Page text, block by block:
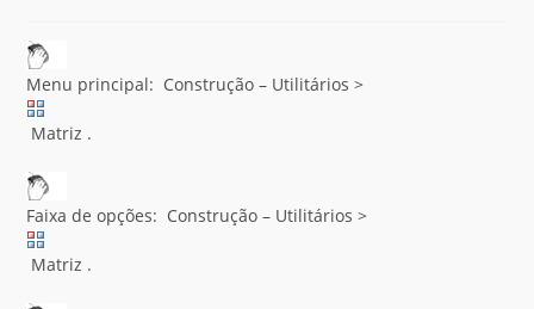
Menu principal: Construção – Utilitários >
Matriz .
Faixa de opções: Construção – Utilitários >
Matriz .